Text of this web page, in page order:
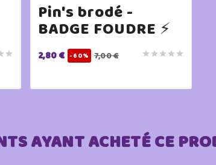

Pin's brodé -
BADGE FOUDRE ⚡
    
2,80 € -60% 7,00 €
AYANT ACHETÉ CE